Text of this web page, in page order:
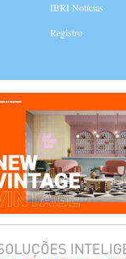
IBRI Notícias
Registro